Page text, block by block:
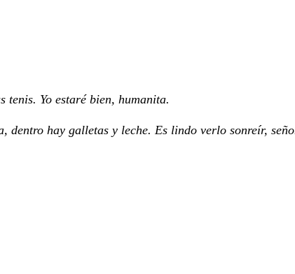
tenis. Yo estaré bien, humanita.
dentro hay galletas y leche. Es lindo verlo sonreír,